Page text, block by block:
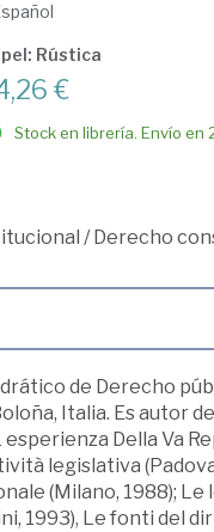
Rústica
€
Stock en librería. Envío en
/ Derecho
de Derecho
Italia. Es autor
Della Va
legislativa
(Milano, 1988);
1993), Le fonti del